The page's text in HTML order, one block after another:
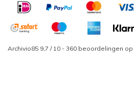
Archivio85 9,7 / 10 - 360 beoordelingen op